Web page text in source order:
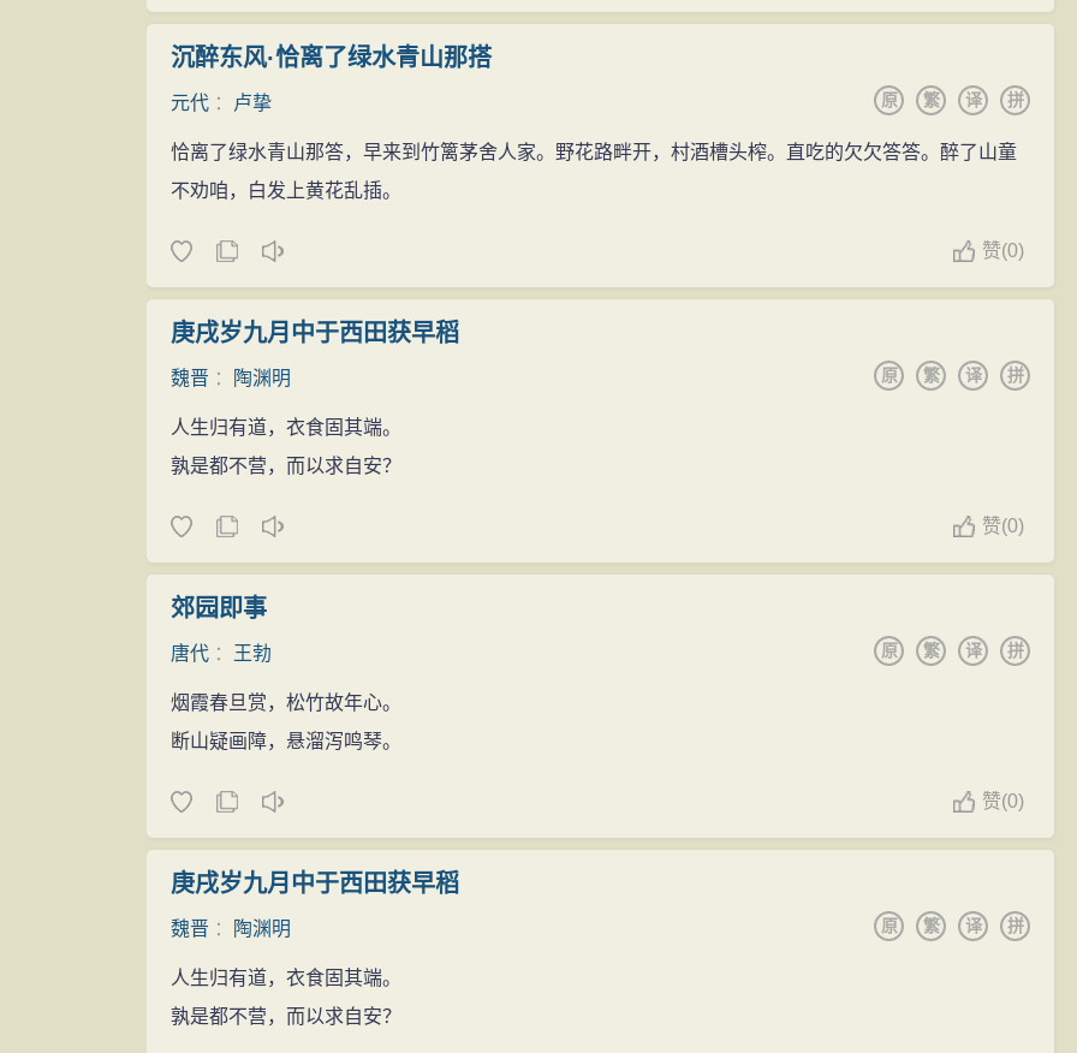
沉醉东风·恰离了绿水青山那搭
元代 ： 卢挚 拼
译
繁
原
恰离了绿水青山那答，早来到竹篱茅舍人家。野花路畔开，村酒槽头榨。直吃的欠欠答答。醉了山童
不劝咱，白发上黄花乱插。
赞(0)
庚戌岁九月中于西田获早稻
魏晋 ： 陶渊明 拼
译
繁
原
人生归有道，衣食固其端。
孰是都不营，而以求自安？
赞(0)
郊园即事
唐代 ： 王勃 拼
译
繁
原
烟霞春旦赏，松竹故年心。
断山疑画障，悬溜泻鸣琴。
赞(0)
庚戌岁九月中于西田获早稻
魏晋 ： 陶渊明 拼
译
繁
原
人生归有道，衣食固其端。
孰是都不营，而以求自安？